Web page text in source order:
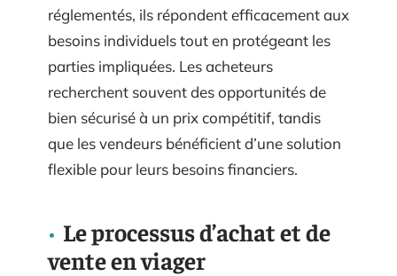
réglementés, ils répondent efficacement aux
besoins individuels tout en protégeant les
parties impliquées. Les acheteurs
recherchent souvent des opportunités de
bien sécurisé à un prix compétitif, tandis
que les vendeurs bénéficient d’une solution
flexible pour leurs besoins financiers.
Le processus d’achat et de
vente en viager